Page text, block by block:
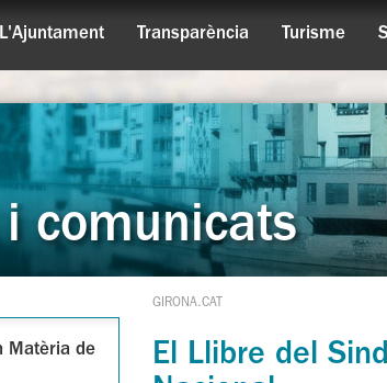
L'Ajuntament Transparència Turisme
comunicats
Matèria de
GIRONA.CAT
El Llibre del